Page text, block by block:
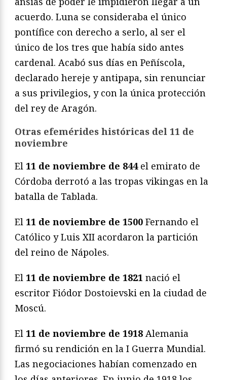
acuerdo. Luna se consideraba el único
pontífice con derecho a serlo, al ser el
único de los tres que había sido antes
cardenal. Acabó sus días en Peñíscola,
declarado hereje y antipapa, sin renunciar
a sus privilegios, y con la única protección
del rey de Aragón.
Otras efemérides históricas del 11 de
noviembre
El 11 de noviembre de 844el emirato de
Córdoba derrotó a las tropas vikingas en la
batalla de Tablada.
El 11 de noviembre de 1500 Fernando el
Católico y Luis XII acordaron la partición
del reino de Nápoles.
El 11 de noviembre de 1821 nació el
escritor Fiódor Dostoievski en la ciudad de
Moscú.
El 11 de noviembre de 1918 Alemania
firmó su rendición en la I Guerra Mundial.
Las negociaciones habían comenzado en